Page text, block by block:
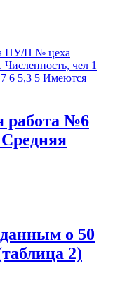
работа №6
о 50
2)